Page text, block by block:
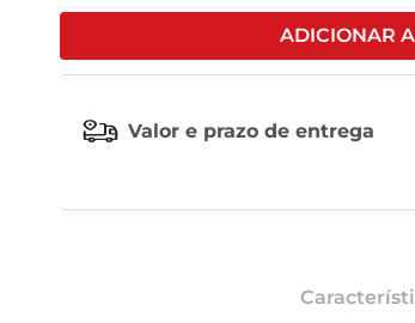
ADICIONAR
Valor e prazo de entrega